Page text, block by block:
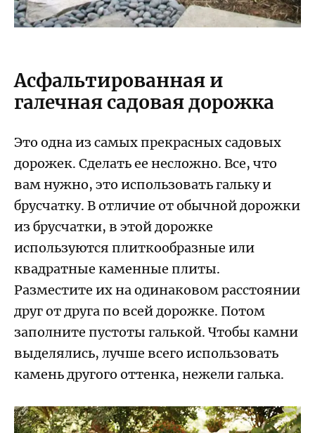
Асфальтированная и
галечная садовая дорожка
Это одна из самых прекрасных садовых
дорожек. Сделать ее несложно. Все, что
вам нужно, это использовать гальку и
брусчатку. В отличие от обычной дорожки
из брусчатки, в этой дорожке
используются плиткообразные или
квадратные каменные плиты.
Разместите их на одинаковом расстоянии
друг от друга по всей дорожке. Потом
заполните пустоты галькой. Чтобы камни
выделялись, лучше всего использовать
камень другого оттенка, нежели галька.